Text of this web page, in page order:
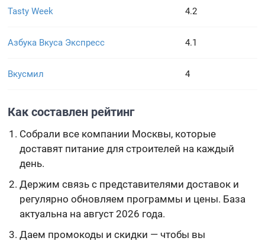
Tasty Week 4.2
Азбука Вкуса Экспресс 4.1
Вкусмил 4
Как составлен рейтинг
Собрали все компании Москвы, которые
доставят питание для строителей на каждый
день.
Держим связь с представителями доставок и
регулярно обновляем программы и цены. База
актуальна на август 2026 года.
Даем промокоды и скидки — чтобы вы